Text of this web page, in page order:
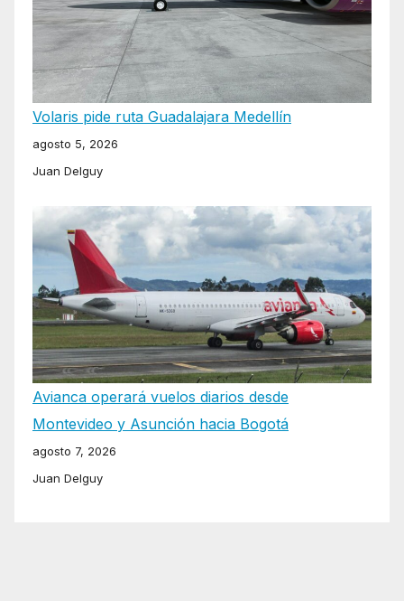
Volaris pide ruta Guadalajara Medellín
agosto 5, 2026
Juan Delguy
Avianca operará vuelos diarios desde
Montevideo y Asunción hacia Bogotá
agosto 7, 2026
Juan Delguy